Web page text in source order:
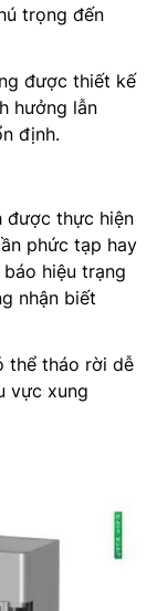
trọng đến
được thiết kế
hưởng lẫn
định.
được thực hiện
phức tạp hay
hiệu trạng
nhận biết
thể tháo rời dễ
vực xung